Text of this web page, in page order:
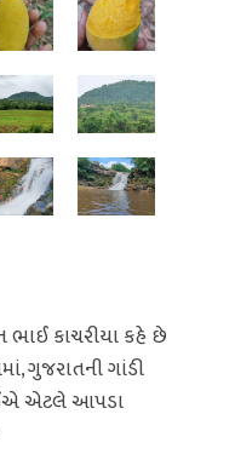
ભાઈ કાચરીયા કહે છે
ગુજરાતની ગાંડી
એટલે આપડા